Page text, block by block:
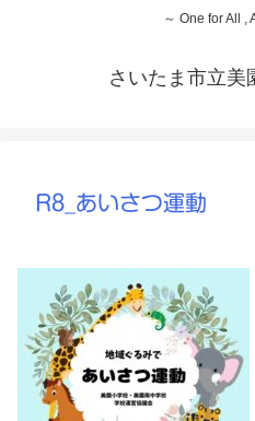
～ One for All ,
さいたま市立美
R8_あいさつ運動